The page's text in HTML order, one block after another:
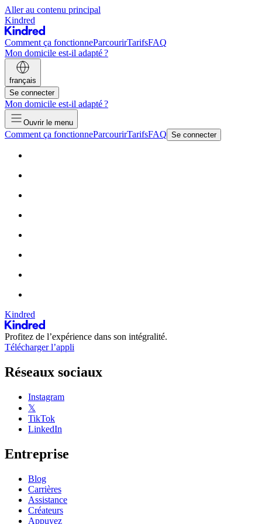
Aller au contenu principal
Kindred
Comment ça fonctionneParcourirTarifsFAQ
Mon domicile est-il adapté ?
français
Se connecter
Mon domicile est-il adapté ?
Ouvrir le menu
Comment ça fonctionneParcourirTarifsFAQ Se connecter
Kindred
Profitez de l’expérience dans son intégralité.
Télécharger l’appli
Réseaux sociaux
Instagram
𝕏
TikTok
LinkedIn
Entreprise
Blog
Carrières
Assistance
Créateurs
Appuyez